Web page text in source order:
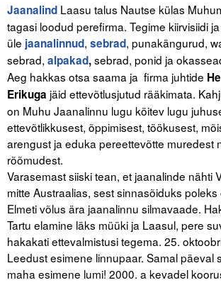
Jaanalind Laasu talus Nautse külas
tagasi loodud perefirma. Tegime kiirvisiidi
üle jaanalinnud, sebrad, punakängurud,
sebrad, alpakad,sebrad, ponid ja
Aeg hakkas otsa saama ja firma juhtide
Erikuga jäid ettevõtlusjutud rääkimata.
on Muhu Jaanalinnu lugu köitev lugu
ettevõtlikkusest, õppimisest, töökusest,
arengust ja eduka pereettevõtte muredest
rõõmudest.
Varasemast siiski tean, et jaanalinde nähti
mitte Austraalias, sest sinnasõiduks
Elmeti võlus ära jaanalinnu silmavaade.
Tartu elamine läks müüki ja Laasul, pere
hakakati ettevalmistusi tegema. 25.
Leedust esimene linnupaar. Samal päeval
maha esimene lumi! 2000. a kevadel